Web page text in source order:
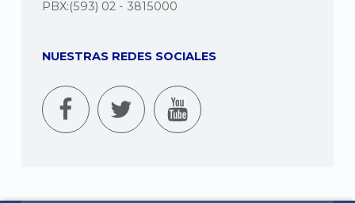
PBX:(593) 02 - 3815000
NUESTRAS REDES SOCIALES